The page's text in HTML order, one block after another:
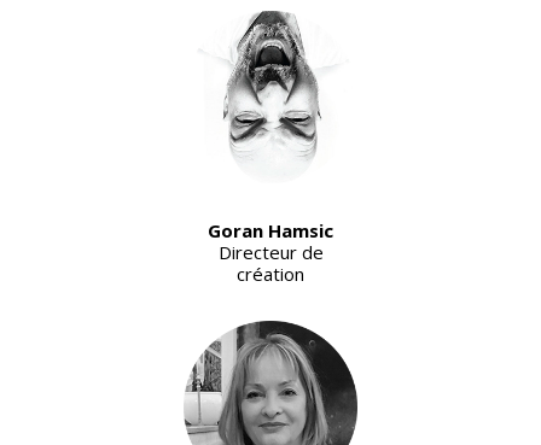
Goran Hamsic
Directeur de
création